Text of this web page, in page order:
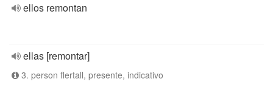
ellos remontan
ellas [remontar]
3. person flertall, presente, indicativo